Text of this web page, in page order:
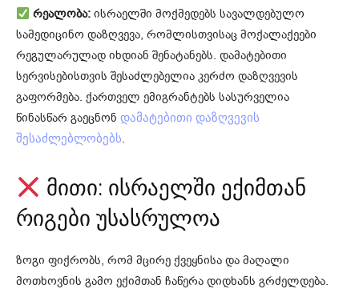
რეალობა: ისრაელში მოქმედებს სავალდებულო
სამედიცინო დაზღვევა, რომლისთვისაც მოქალაქეები
რეგულარულად იხდიან შენატანებს. დამატებითი
სერვისებისთვის შესაძლებელია კერძო დაზღვევის
გაფორმება. ქართველ ემიგრანტებს სასურველია
წინასწარ გაეცნონ დამატებითი დაზღვევის
შესაძლებლობებს.
მითი: ისრაელში ექიმთან
რიგები უსასრულოა
ზოგი ფიქრობს, რომ მცირე ქვეყნისა და მაღალი
მოთხოვნის გამო ექიმთან ჩაწერა დიდხანს გრძელდება.